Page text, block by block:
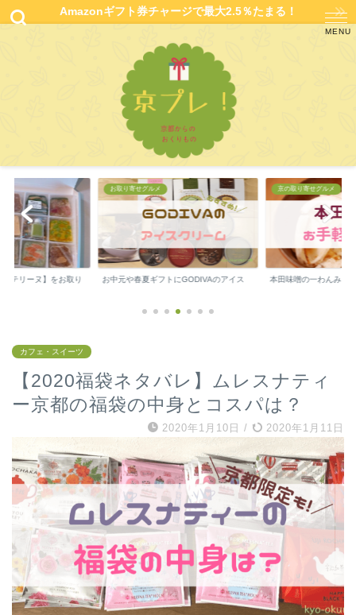
Amazonギフト券チャージで最大2.5％たまる！
テリーヌ】をお取り
お取り寄せグルメ
お中元や春夏ギフトにGODIVAのアイス
京の取り寄せグルメ
本田味噌の一わんみそ
カフェ・スイーツ
【2020福袋ネタバレ】ムレスナティ
ー京都の福袋の中身とコスパは？
2020年1月10日 / 2020年1月11日